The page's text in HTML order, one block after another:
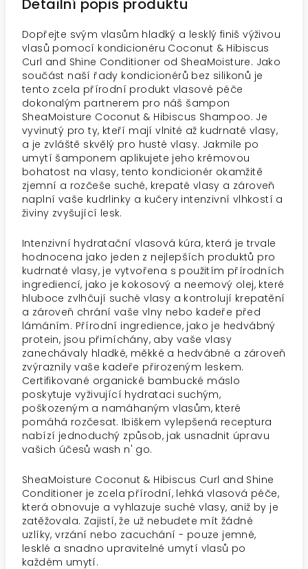
Detailní popis produktu
Dopřejte svým vlasům hladký a lesklý finiš výživou
vlasů pomocí kondicionéru Coconut & Hibiscus
Curl and Shine Conditioner od SheaMoisture. Jako
součást naší řady kondicionérů bez silikonů je
tento zcela přírodní produkt vlasové péče
dokonalým partnerem pro náš šampon
SheaMoisture Coconut & Hibiscus Shampoo. Je
vyvinutý pro ty, kteří mají vlnité až kudrnaté vlasy,
a je zvláště skvělý pro husté vlasy. Jakmile po
umytí šamponem aplikujete jeho krémovou
bohatost na vlasy, tento kondicionér okamžitě
zjemní a rozčeše suché, krepaté vlasy a zároveň
naplní vaše kudrlinky a kučery intenzivní vlhkostí a
živiny zvyšující lesk.
Intenzivní hydratační vlasová kúra, která je trvale
hodnocena jako jeden z nejlepších produktů pro
kudrnaté vlasy, je vytvořena s použitím přírodních
ingrediencí, jako je kokosový a neemový olej, které
hluboce zvlhčují suché vlasy a kontrolují krepatění
a zároveň chrání vaše vlny nebo kadeře před
lámáním. Přírodní ingredience, jako je hedvábný
protein, jsou přimíchány, aby vaše vlasy
zanechávaly hladké, měkké a hedvábné a zároveň
zvýraznily vaše kadeře přirozeným leskem.
Certifikované organické bambucké máslo
poskytuje vyživující hydrataci suchým,
poškozeným a namáhaným vlasům, které
pomáhá rozčesat. Ibiškem vylepšená receptura
nabízí jednoduchý způsob, jak usnadnit úpravu
vašich účesů wash n' go.
SheaMoisture Coconut & Hibiscus Curl and Shine
Conditioner je zcela přírodní, lehká vlasová péče,
která obnovuje a vyhlazuje suché vlasy, aniž by je
zatěžovala. Zajistí, že už nebudete mít žádné
uzlíky, vrzání nebo zacuchání - pouze jemné,
lesklé a snadno upravitelné umytí vlasů po
každém umytí.